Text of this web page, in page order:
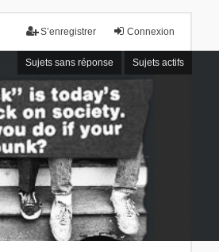
Connexion
S’enregistrer
Sujets sans réponse Sujets actifs